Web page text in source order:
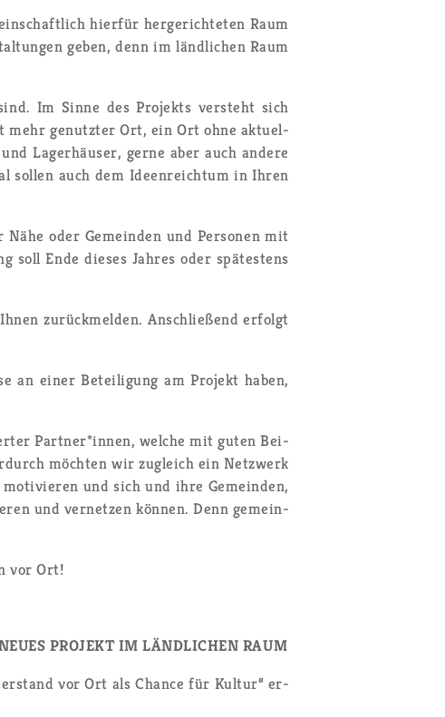
hier­für her­ge­rich­te­ten Raum
geben, denn im länd­li­chen Raum
Im Sinne des Pro­jekts ver­steht sich
mehr ge­nutz­ter Ort, ein Ort ohne ak­tu­el­
La­ger­häu­ser, gerne aber auch an­de­re
sol­len auch dem Ide­en­reich­tum in Ihren
Nähe oder Ge­mein­den und Per­so­nen mit
soll Ende die­ses Jah­res oder spä­tes­tens
zu­rück­mel­den. An­schlie­ßend er­folgt
an einer Be­tei­li­gung am Pro­jekt haben,
Part­ner*innen, wel­che mit guten Bei­
möch­ten wir zu­gleich ein Netz­werk
und sich und ihre Ge­mein­den,
und ver­net­zen kön­nen. Denn ge­mein­
vor Ort!
PRO­JEKT IM LÄND­LI­CHEN RAUM
vor Ort als Chan­ce für Kul­tur“ er­